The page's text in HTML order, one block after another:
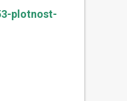
plotnost-